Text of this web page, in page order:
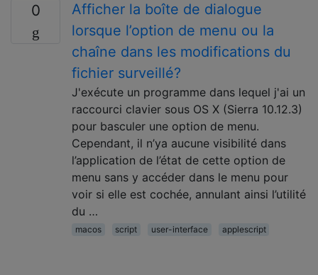
0
Afficher la boîte de dialogue
lorsque l’option de menu ou la
chaîne dans les modifications du
fichier surveillé?
J'exécute un programme dans lequel j'ai un
raccourci clavier sous OS X (Sierra 10.12.3)
pour basculer une option de menu.
Cependant, il n’ya aucune visibilité dans
l’application de l’état de cette option de
menu sans y accéder dans le menu pour
voir si elle est cochée, annulant ainsi l’utilité
du …
macos script user-interface applescript